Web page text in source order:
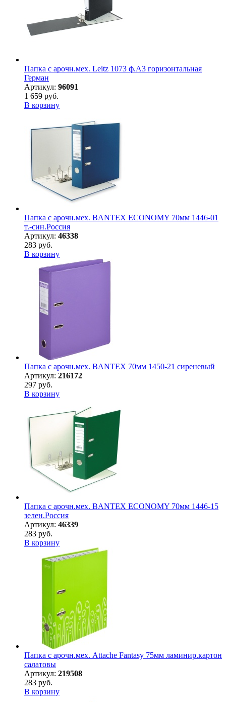
Папка с арочн.мех. Leitz 1073 ф.A3 горизонтальная
Герман
Артикул: 96091
1 659 руб.
В корзину
Папка с арочн.мех. BANTEX ECONOMY 70мм 1446-01
т.-син.Россия
Артикул: 46338
283 руб.
В корзину
Папка с арочн.мех. BANTEX 70мм 1450-21 сиреневый
Артикул: 216172
297 руб.
В корзину
Папка с арочн.мех. BANTEX ECONOMY 70мм 1446-15
зелен.Россия
Артикул: 46339
283 руб.
В корзину
Папка с арочн.мех. Attache Fantasy 75мм ламинир.картон
салатовы
Артикул: 219508
283 руб.
В корзину